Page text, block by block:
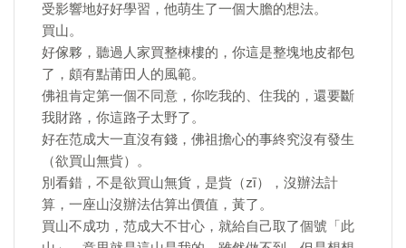
受影響地好好學習，他萌生了一個大膽的想法。
買山。
好傢夥，聽過人家買整棟樓的，你這是整塊地皮都包
了，頗有點莆田人的風範。
佛祖肯定第一個不同意，你吃我的、住我的，還要斷
我財路，你這路子太野了。
好在范成大一直沒有錢，佛祖擔心的事終究沒有發生
（欲買山無貲）。
別看錯，不是欲買山無貨，是貲（zī），沒辦法計
算，一座山沒辦法估算出價值，黃了。
買山不成功，范成大不甘心，就給自己取了個號「此